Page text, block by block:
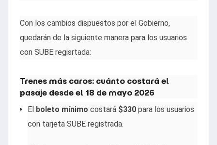
Con los cambios dispuestos por el Gobierno,
quedarán de la siguiente manera para los usuarios
con SUBE regisrtada:
Trenes más caros: cuánto costará el
pasaje desde el 18 de mayo 2026
El boleto mínimo costará $330 para los usuarios
con tarjeta SUBE registrada.